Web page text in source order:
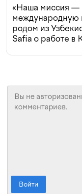
«Наша миссия —
международную
родом из
Safia о работе в
Войти